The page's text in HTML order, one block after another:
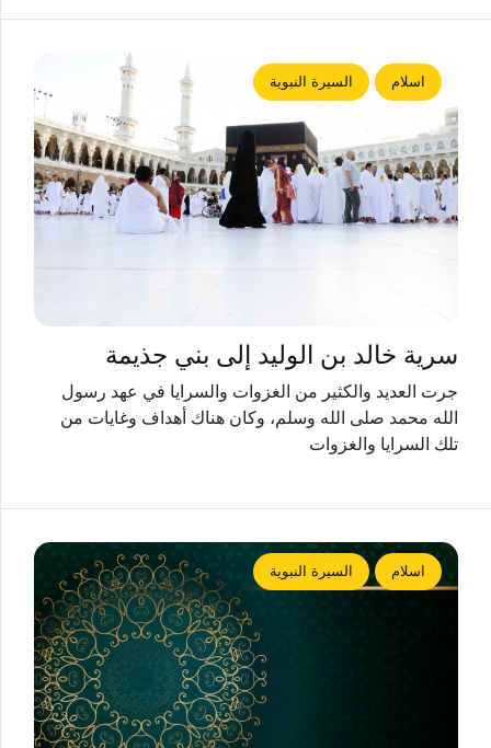
اسلام السيرة النبوية
سرية خالد بن الوليد إلى بني جذيمة
جرت العديد والكثير من الغزوات والسرايا في عهد رسول
الله محمد صلى الله وسلم، وكان هناك أهداف وغايات من
تلك السرايا والغزوات
اسلام السيرة النبوية